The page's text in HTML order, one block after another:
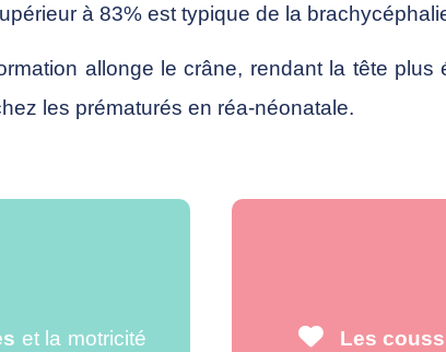
à 83% est typique de la
allonge le crâne, rendant la tête
les prématurés en réa-néonatale.
et la motricité
Les